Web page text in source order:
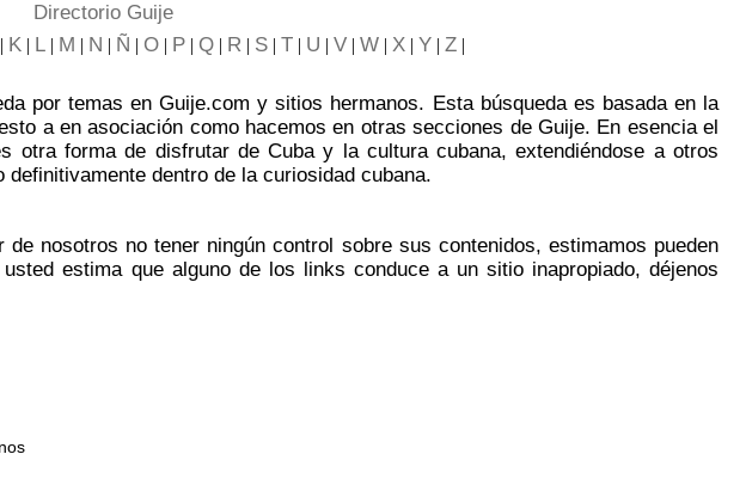
Directorio Guije
| K | L | M | N | Ñ | O | P | Q | R | S | T | U | V | W | X | Y | Z |
por temas en Guije.com y sitios hermanos. Esta búsqueda es basada en la
a en asociación como hacemos en otras secciones de Guije. En esencia el
otra forma de disfrutar de Cuba y la cultura cubana, extendiéndose a otros
dentro de la curiosidad cubana.
nosotros no tener ningún control sobre sus contenidos, estimamos pueden
estima que alguno de los links conduce a un sitio inapropiado, déjenos